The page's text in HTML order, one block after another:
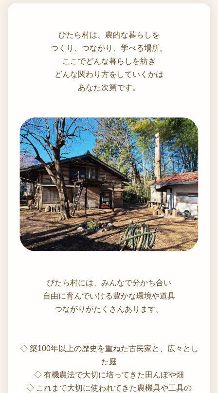
ぴたら村は、農的な暮らしを
つくり、つながり、学べる場所。
ここでどんな暮らしを紡ぎ
どんな関わり方をしていくかは
あなた次第です。
ぴたら村には、みんなで分かち合い
自由に育んでいける豊かな環境や道具
つながりがたくさんあります。
◇ 築100年以上の歴史を重ねた古民家と、広々とし
た庭
◇ 有機農法で大切に培ってきた田んぼや畑
◇ これまで大切に使われてきた農機具や工具の